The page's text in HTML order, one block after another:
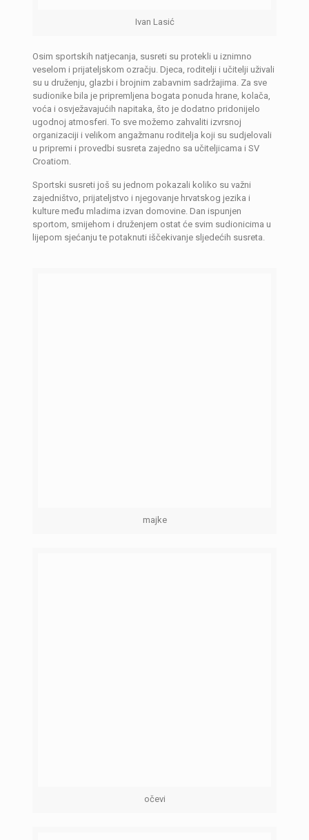
Ivan Lasić
Osim sportskih natjecanja, susreti su protekli u iznimno
veselom i prijateljskom ozračju. Djeca, roditelji i učitelji uživali
su u druženju, glazbi i brojnim zabavnim sadržajima. Za sve
sudionike bila je pripremljena bogata ponuda hrane, kolača,
voća i osvježavajućih napitaka, što je dodatno pridonijelo
ugodnoj atmosferi. To sve možemo zahvaliti izvrsnoj
organizaciji i velikom angažmanu roditelja koji su sudjelovali
u pripremi i provedbi susreta zajedno sa učiteljicama i SV
Croatiom.
Sportski susreti još su jednom pokazali koliko su važni
zajedništvo, prijateljstvo i njegovanje hrvatskog jezika i
kulture među mladima izvan domovine. Dan ispunjen
sportom, smijehom i druženjem ostat će svim sudionicima u
lijepom sjećanju te potaknuti iščekivanje sljedećih susreta.
majke
očevi